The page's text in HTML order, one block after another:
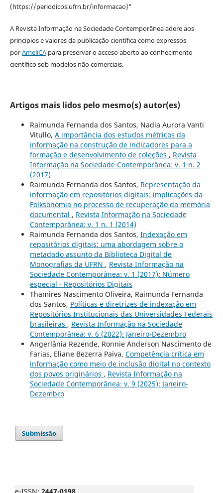
(https://periodicos.ufrn.br/informacao)"
A Revista Informação na Sociedade Contemporânea adere aos
principios e valores da publicação científica como expressos
porAmeliCApara preservar o acceso aberto ao conhecimento
científico sob modelos não comerciais.
Artigos mais lidos pelo mesmo(s) autor(es)
Raimunda Fernanda dos Santos, Nadia Aurora Vanti
Vitullo, A importância dos estudos métricos da
informação na construção de indicadores para a
formação e desenvolvimento de coleções , Revista
Informação na Sociedade Contemporânea: v. 1 n. 2
(2017)
Raimunda Fernanda dos Santos, Representação da
informação em repositórios digitais: implicações da
Folksonomia no processo de recuperação da memória
documental , Revista Informação na Sociedade
Contemporânea: v. 1 n. 1 (2014)
Raimunda Fernanda dos Santos, Indexação em
repositórios digitais: uma abordagem sobre o
metadado assunto da Biblioteca Digital de
Monografias da UFRN , Revista Informação na
Sociedade Contemporânea: v. 1 (2017): Número
especial - Repositórios Digitais
Thamires Nascimento Oliveira, Raimunda Fernanda
dos Santos, Políticas e diretrizes de indexação em
Repositórios Institucionais das Universidades Federais
brasileiras , Revista Informação na Sociedade
Contemporânea: v. 6 (2022): Janeiro-Dezembro
Angerlânia Rezende, Ronnie Anderson Nascimento de
Farias, Eliane Bezerra Paiva, Competência crítica em
informação como meio de inclusão digital no contexto
dos povos originários , Revista Informação na
Sociedade Contemporânea: v. 9 (2025): Janeiro-
Dezembro
Submissão